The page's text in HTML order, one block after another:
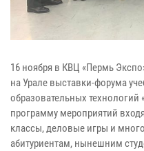
16 ноября в КВЦ «Пермь
на Урале выставки-форума
образовательных технологий
программу мероприятий
классы, деловые игры и
абитуриентам, нынешним